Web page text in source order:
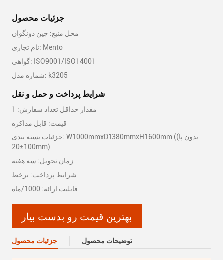
جزئیات محصول
محل منبع: چین دونگوان
نام تجاری: Mento
گواهی: ISO9001/ISO14001
شماره مدل: k3205
شرایط پرداخت و حمل و نقل
مقدار حداقل تعداد سفارش: 1
قیمت: قابل مذاکره
جزئیات بسته بندی: W1000mmxD1380mmxH1600mm ((بدون پا
100±20mm)
زمان تحویل: سه هفته
شرایط پرداخت: برخط
قابلیت ارائه: 1000/ماه
بهترین قیمت رو بدست بیار
جزئیات محصول توضیحات محصول